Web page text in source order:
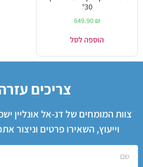
°30
649.90 ₪
הוספה לסל
צריכים
צוות המומחים של דנ-אל אונליין
וייעוץ, השאירו פרטים וניצור